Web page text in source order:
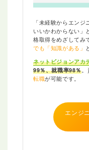
「未経験からエン
いいかわからない」
格取得をめざしてみ
でも「知識がある」
ネットビジョンアカ
99％、就職率98％。
転職が可能です。
エンジ